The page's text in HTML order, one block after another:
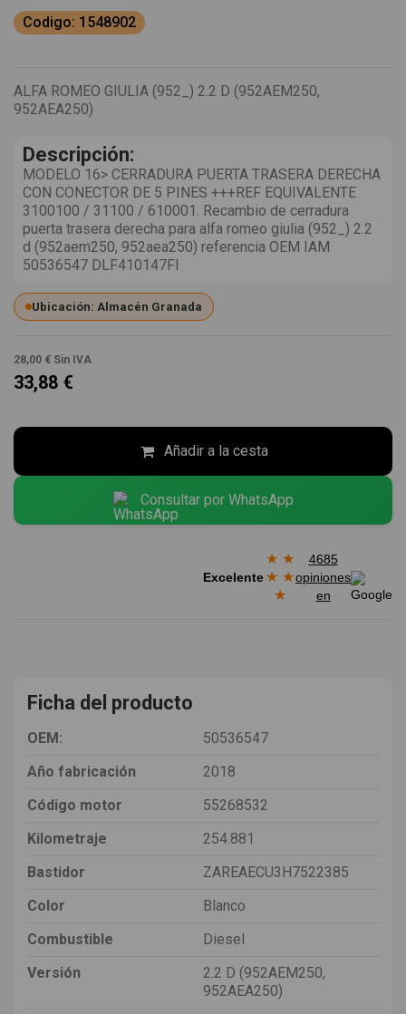
Codigo: 1548902
ALFA ROMEO GIULIA (952_) 2.2 D (952AEM250,
952AEA250)
Descripción:
MODELO 16> CERRADURA PUERTA TRASERA DERECHA
CON CONECTOR DE 5 PINES +++REF EQUIVALENTE
3100100 / 31100 / 610001. Recambio de cerradura
puerta trasera derecha para alfa romeo giulia (952_) 2.2
d (952aem250, 952aea250) referencia OEM IAM
50536547 DLF410147FI
Ubicación: Almacén Granada
28,00 € Sin IVA
33,88 €
Añadir a la cesta
Consultar por WhatsApp
Excelente
★ ★
★ ★
★
4685
opiniones
en
Ficha del producto
OEM:
50536547
Año fabricación
2018
Código motor
55268532
Kilometraje
254.881
Bastidor
ZAREAECU3H7522385
Color
Blanco
Combustible
Diesel
Versión
2.2 D (952AEM250,
952AEA250)